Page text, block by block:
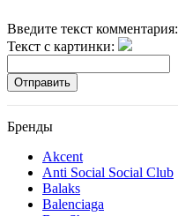
Введите текст комментария:
Текст с картинки:
Отправить
Бренды
Akcent
Anti Social Social Club
Balaks
Balenciaga